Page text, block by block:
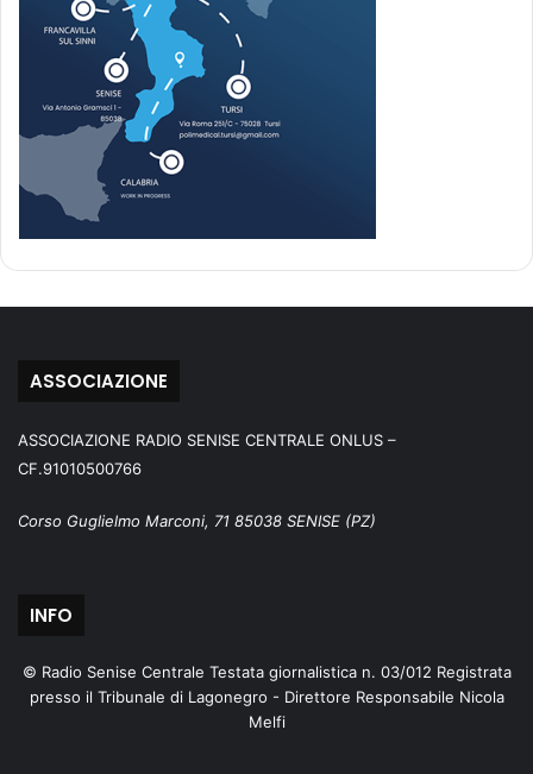
ASSOCIAZIONE
ASSOCIAZIONE RADIO SENISE CENTRALE ONLUS –
CF.91010500766
Corso Guglielmo Marconi, 71 85038 SENISE (PZ)
INFO
© Radio Senise Centrale Testata giornalistica n. 03/012 Registrata
presso il Tribunale di Lagonegro - Direttore Responsabile Nicola
Melfi